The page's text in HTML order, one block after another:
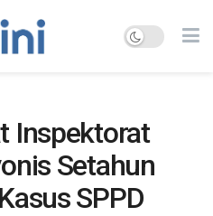
Inspektorat
Setahun
SPPD